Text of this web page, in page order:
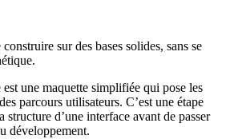
sur des bases solides, sans se
une maquette simplifiée qui pose les
parcours utilisateurs. C’est une étape
structure d’une interface avant de passer
développement.